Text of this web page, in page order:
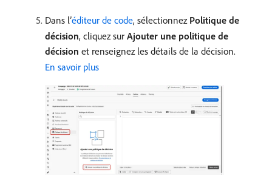
Dans l’éditeur de code, sélectionnez Politique de
décision, cliquez sur Ajouter une politique de
décision et renseignez les détails de la décision.
En savoir plus